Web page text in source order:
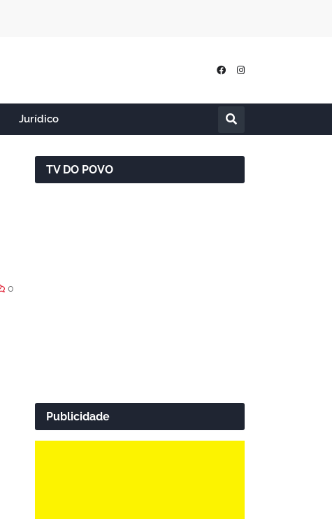
Jurídico
0
TV DO POVO
Publicidade